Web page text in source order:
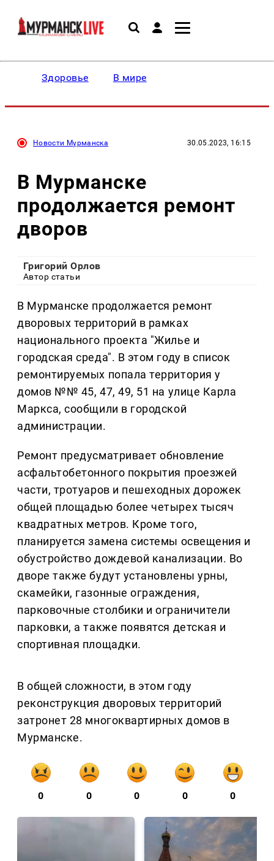
Здоровье В мире
Новости Мурманска 30.05.2023, 16:15
В Мурманске
продолжается ремонт
дворов
Григорий Орлов
Автор статьи
В Мурманске продолжается ремонт
дворовых территорий в рамках
национального проекта "Жилье и
городская среда". В этом году в список
ремонтируемых попала территория у
домов №№ 45, 47, 49, 51 на улице Карла
Маркса, сообщили в городской
администрации.
Ремонт предусматривает обновление
асфальтобетонного покрытия проезжей
части, тротуаров и пешеходных дорожек
общей площадью более четырех тысяч
квадратных метров. Кроме того,
планируется замена системы освещения и
обустройство дождевой канализации. Во
дворе также будут установлены урны,
скамейки, газонные ограждения,
парковочные столбики и ограничители
парковки, а также появятся детская и
спортивная площадки.
В общей сложности, в этом году
реконструкция дворовых территорий
затронет 28 многоквартирных домов в
Мурманске.
0 0 0 0 0